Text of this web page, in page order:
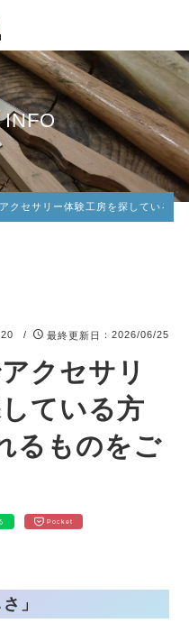
クセサリー体験工房を探している方
20 / 最終更新日 ：2026/06/25
クセサリ
ている方
るものをご
Pocket
」